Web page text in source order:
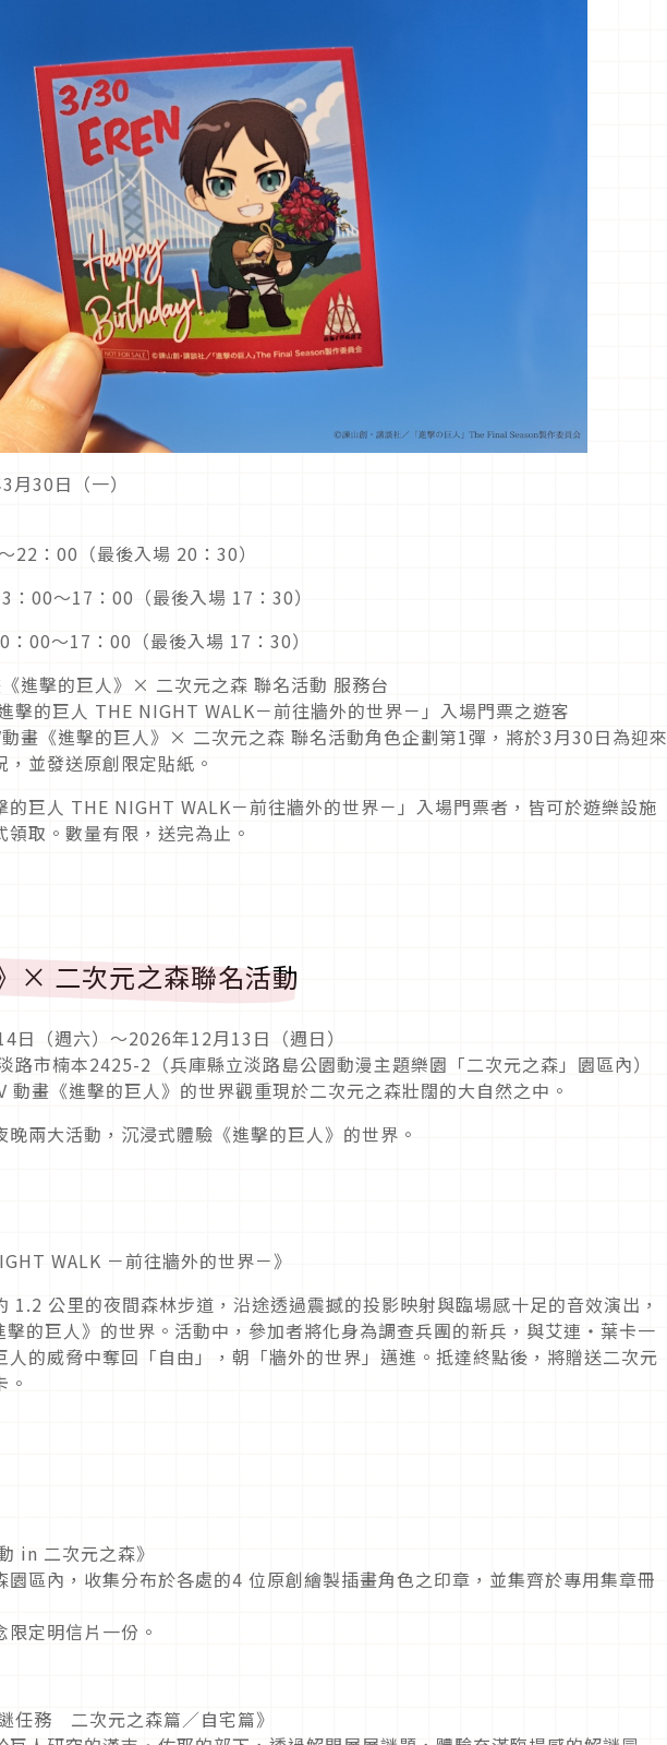
30日（一）
22：00（最後入場 20：30）
：00～17：00（最後入場 17：30）
：00（最後入場 17：30）
進擊的巨人》× 二次元之森 聯名活動 服務台
擊的巨人 THE NIGHT WALK－前往牆外的世界－」入場門票之遊客
畫《進擊的巨人》× 二次元之森 聯名活動角色企劃第1彈，將於3月30日為迎來
並發送原創限定貼紙。
的巨人 THE NIGHT WALK－前往牆外的世界－」入場門票者，皆可於遊樂設施
取。數量有限，送完為止。
× 二次元之森聯名活動
（週六）～2026年12月13日（週日）
市楠本2425-2（兵庫縣立淡路島公園動漫主題樂園「二次元之森」園區內）
畫《進擊的巨人》的世界觀重現於二次元之森壯闊的大自然之中。
兩大活動，沉浸式體驗《進擊的巨人》的世界。
WALK －前往牆外的世界－》
1.2 公里的夜間森林步道，沿途透過震撼的投影映射與臨場感十足的音效演出，
的巨人》的世界。活動中，參加者將化身為調查兵團的新兵，與艾連・葉卡一
人的威脅中奪回「自由」，朝「牆外的世界」邁進。抵達終點後，將贈送二次元
in 二次元之森》
園區內，收集分布於各處的4 位原創繪製插畫角色之印章，並集齊於專用集章冊
定明信片一份。
任務 二次元之森篇／自宅篇》